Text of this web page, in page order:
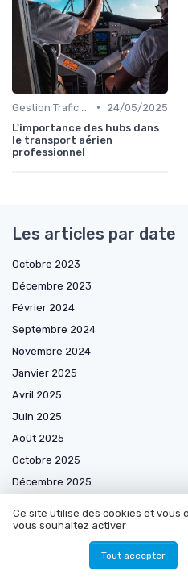
•
24/05/2025
L'importance des hubs dans
le transport aérien
professionnel
Les articles par date
Octobre 2023
Décembre 2023
Février 2024
Septembre 2024
Novembre 2024
Janvier 2025
Avril 2025
Juin 2025
Août 2025
Octobre 2025
Décembre 2025
Avril 2026
Ce site utilise des cookies et vous
vous souhaitez activer
Tout accepter